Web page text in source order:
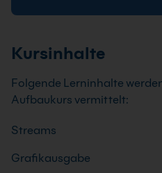
Kursinhalte
Folgende Lerninhalte
Aufbaukurs vermittelt:
Streams
Grafikausgabe